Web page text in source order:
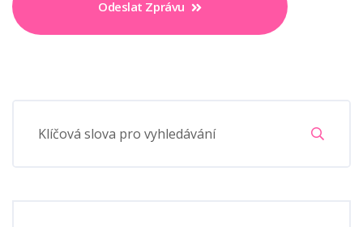
Odeslat Zprávu